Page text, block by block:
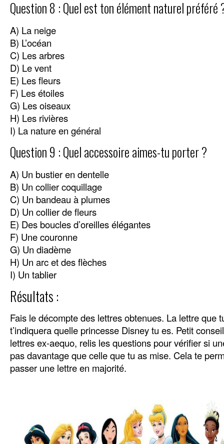
Question 8 : Quel est ton élément naturel préféré
A) La neige
B) L’océan
C) Les arbres
D) Le vent
E) Les fleurs
F) Les étoiles
G) Les oiseaux
H) Les rivières
I) La nature en général
Question 9 : Quel accessoire aimes-tu porter ?
A) Un bustier en dentelle
B) Un collier coquillage
C) Un bandeau à plumes
D) Un collier de fleurs
E) Des boucles d’oreilles élégantes
F) Une couronne
G) Un diadème
H) Un arc et des flèches
I) Un tablier
Résultats :
Fais le décompte des lettres obtenues. La lettre que
t’indiquera quelle princesse Disney tu es. Petit
lettres ex-aequo, relis les questions pour vérifier si
pas davantage que celle que tu as mise. Cela te
passer une lettre en majorité.